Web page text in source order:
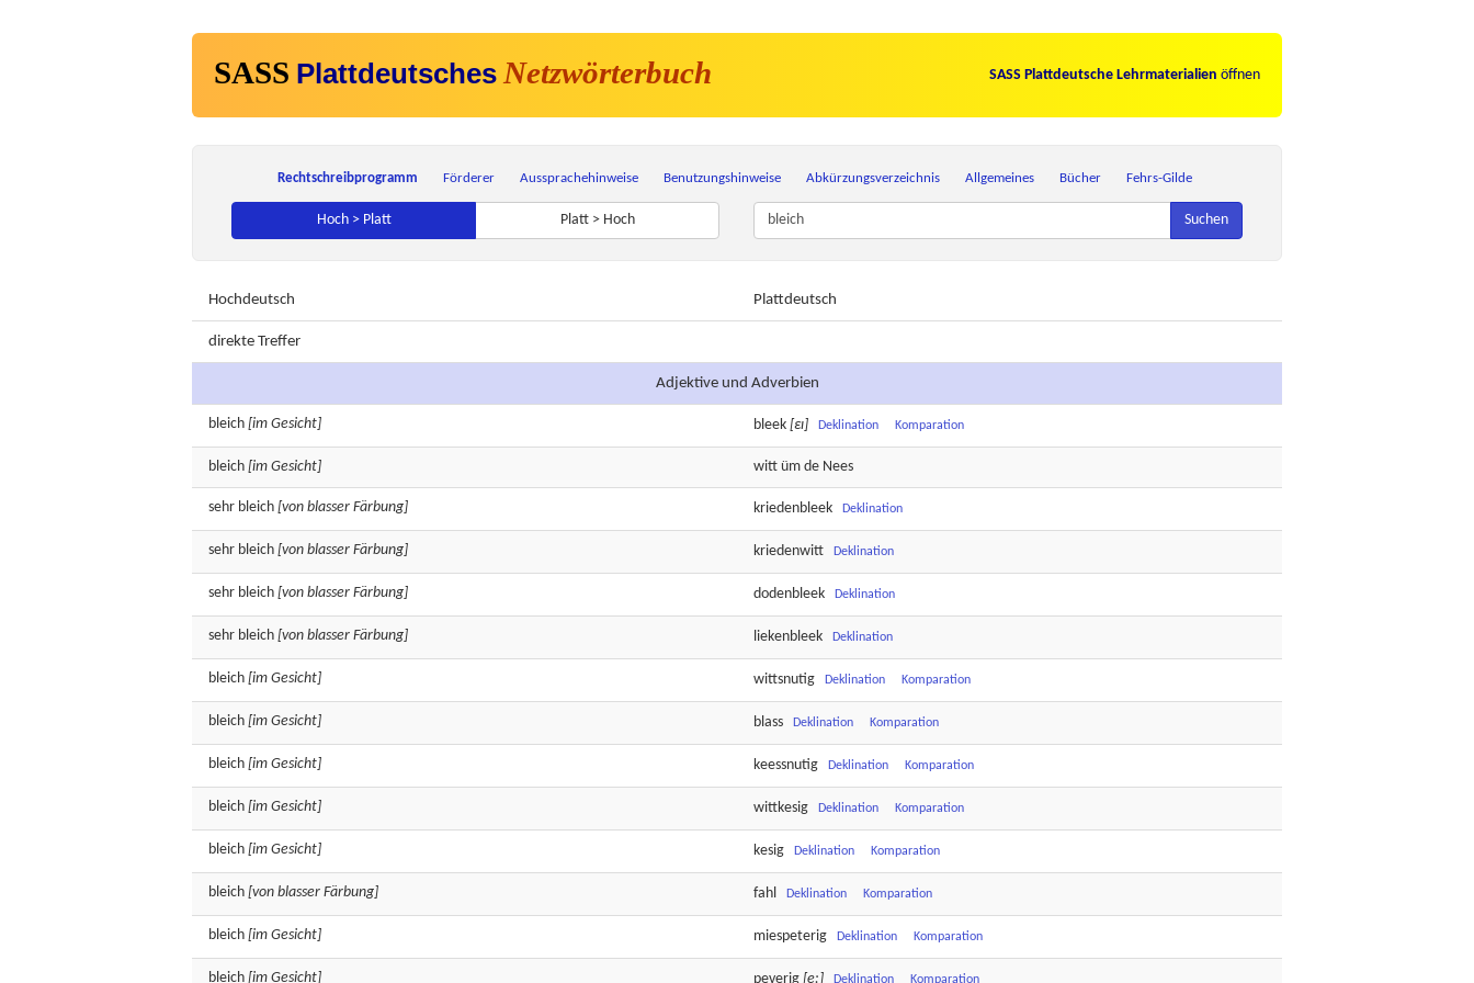
SASS Plattdeutsches Netzwörterbuch SASS Plattdeutsche Lehrmaterialien öffnen
Rechtschreibprogramm Förderer Aussprachehinweise Benutzungshinweise Abkürzungsverzeichnis Allgemeines Bücher Fehrs-Gilde
Hoch > Platt Platt > Hoch Suchen
Hochdeutsch Plattdeutsch
direkte Treffer
Adjektive und Adverbien
bleich [im Gesicht] bleek [εɪ] Deklination Komparation
bleich [im Gesicht] witt üm de Nees
sehr bleich [von blasser Färbung] kriedenbleek Deklination
sehr bleich [von blasser Färbung] kriedenwitt Deklination
sehr bleich [von blasser Färbung] dodenbleek Deklination
sehr bleich [von blasser Färbung] liekenbleek Deklination
bleich [im Gesicht] wittsnutig Deklination Komparation
bleich [im Gesicht] blass Deklination Komparation
bleich [im Gesicht] keessnutig Deklination Komparation
bleich [im Gesicht] wittkesig Deklination Komparation
bleich [im Gesicht] kesig Deklination Komparation
bleich [von blasser Färbung] fahl Deklination Komparation
bleich [im Gesicht] miespeterig Deklination Komparation
bleich [im Gesicht] peverig [e:] Deklination Komparation